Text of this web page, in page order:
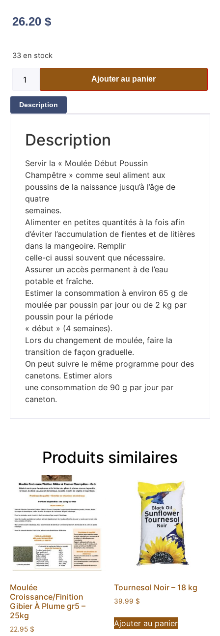
26.20 $
33 en stock
Ajouter au panier
Description
Description
Servir la « Moulée Début Poussin
Champêtre » comme seul aliment aux
poussins de la naissance jusqu’à l’âge de
quatre
semaines.
Alimenter en petites quantités à la fois afin
d’éviter l’accumulation de fientes et de litières
dans la mangeoire. Remplir
celle-ci aussi souvent que nécessaire.
Assurer un accès permanent à de l’eau
potable et fraîche.
Estimer la consommation à environ 65 g de
moulée par poussin par jour ou de 2 kg par
poussin pour la période
« début » (4 semaines).
Lors du changement de moulée, faire la
transition de façon graduelle.
On peut suivre le même programme pour des
canetons. Estimer alors
une consommation de 90 g par jour par
caneton.
Produits similaires
Moulée
Croissance/Finition
Gibier À Plume gr5 –
25kg
22.95 $
Tournesol Noir – 18 kg
39.99 $
Ajouter au panier